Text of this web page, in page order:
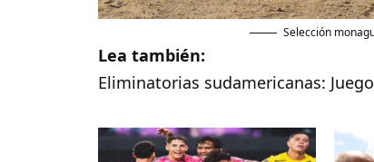
Selección
Lea también:
Eliminatorias sudamericanas: